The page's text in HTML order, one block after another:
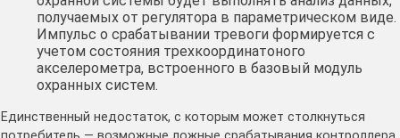
получаемых от регулятора в параметрическом виде.
Импульс о срабатывании тревоги формируется с
учетом состояния трехкоординатоного
акселерометра, встроенного в базовый модуль
охранных систем.
Единственный недостаток, с которым может столкнуться